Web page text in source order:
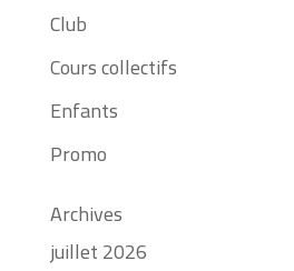
Club
Cours collectifs
Enfants
Promo
Archives
juillet 2026